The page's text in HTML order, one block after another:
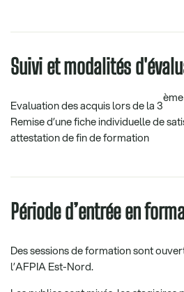
Suivi et modalités
Evaluation des acquis lors de la 3
ème
Remise d’une fiche individuelle de
attestation de fin de formation
Période d’entrée en
Des sessions de formation sont
l’AFPIA Est-Nord.